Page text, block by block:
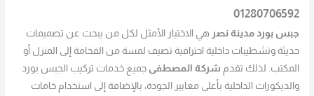
01280706592
جبس بورد مدينة نصر هي الاختيار الأمثل لكل من يبحث عن تصميمات
حديثة وتشطيبات داخلية احترافية تضيف لمسة من الفخامة إلى المنزل أو
المكتب. لذلك تقدم شركة المصطفى جميع خدمات تركيب الجبس بورد
والديكورات الداخلية بأعلى معايير الجودة، بالإضافة إلى استخدام خامات